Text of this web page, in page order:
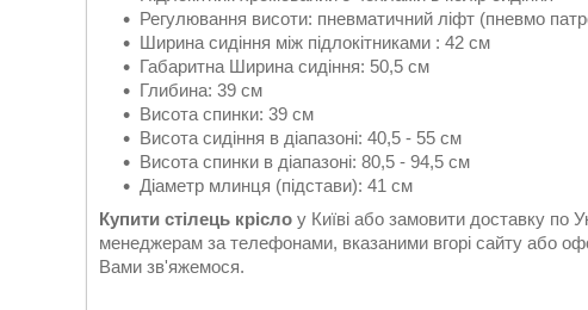
Регулювання висоти: пневматичний ліфт (пневмо
Ширина сидіння між підлокітниками : 42 см
Габаритна Ширина сидіння: 50,5 см
Глибина: 39 см
Висота спинки: 39 см
Висота сидіння в діапазоні: 40,5 - 55 см
Висота спинки в діапазоні: 80,5 - 94,5 см
Діаметр млинця (підстави): 41 см
Купити стілець крісло у Київі або замовити доставку
менеджерам за телефонами, вказаними вгорі сайту або
Вами зв'яжемося.